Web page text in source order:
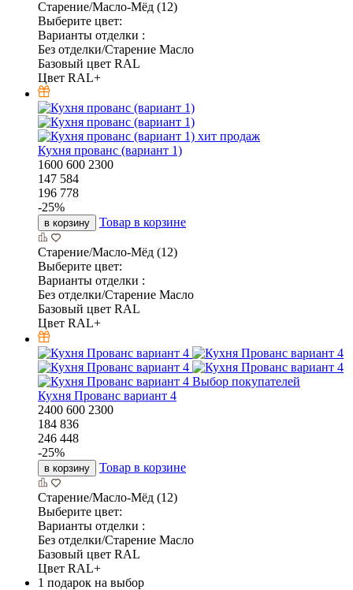
Старение/Масло-Мёд (12)
Выберите цвет:
Варианты отделки :
Без отделки/Старение Масло
Базовый цвет RAL
Цвет RAL+
хит продаж
Кухня прованс (вариант 1)
1600 600 2300
147 584
196 778
-25%
в корзину Товар в корзине
Старение/Масло-Мёд (12)
Выберите цвет:
Варианты отделки :
Без отделки/Старение Масло
Базовый цвет RAL
Цвет RAL+
Выбор покупателей
Кухня Прованс вариант 4
2400 600 2300
184 836
246 448
-25%
в корзину Товар в корзине
Старение/Масло-Мёд (12)
Выберите цвет:
Варианты отделки :
Без отделки/Старение Масло
Базовый цвет RAL
Цвет RAL+
1 подарок на выбор